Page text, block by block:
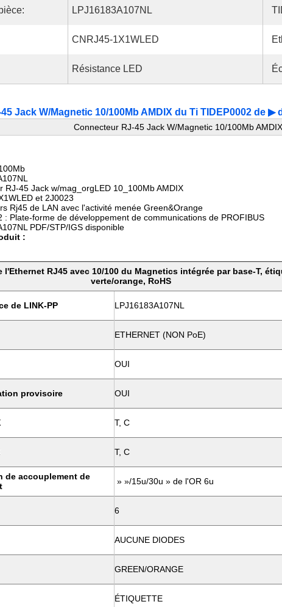
LPJ16183A107NL
CNRJ45-1X1WLED
Résistance LED
Jack W/Magnetic 10/100Mb AMDIX du Ti TIDEP0002 de ▶
Connecteur RJ-45 Jack W/Magnetic 10/100Mb
RJ-45 Jack w/mag_orgLED 10_100Mb AMDIX
et 2J0023
Rj45 de LAN avec l'activité menée Green&Orange
: Plate-forme de développement de communications de PROFIBUS
PDF/STP/IGS disponible
:
l'Ethernet RJ45 avec 10/100 du Magnetics intégrée par base-T,
verte/orange, RoHS
de LINK-PP LPJ16183A107NL
ETHERNET (NON PoE)
OUI
provisoire OUI
T, C
T, C
de accouplement de
» »/15u/30u » de l'OR 6u
6
AUCUNE DIODES
GREEN/ORANGE
ÉTIQUETTE